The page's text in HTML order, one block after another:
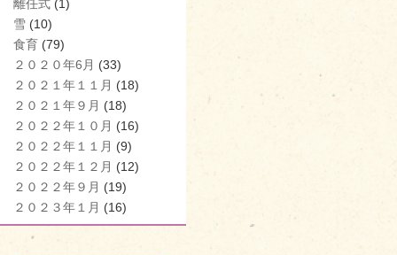
離任式 (1)
雪 (10)
食育 (79)
２０２０年6月 (33)
２０２１年１１月 (18)
２０２１年９月 (18)
２０２２年１０月 (16)
２０２２年１１月 (9)
２０２２年１２月 (12)
２０２２年９月 (19)
２０２３年１月 (16)